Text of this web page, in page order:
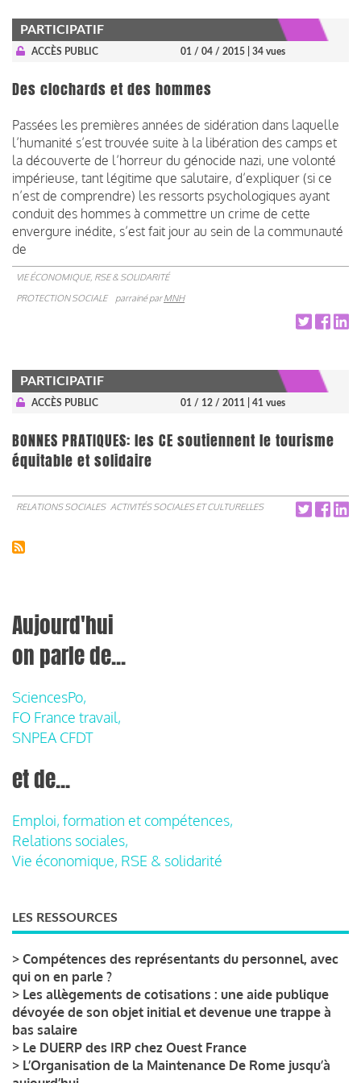
PARTICIPATIF
ACCÈS PUBLIC 01 / 04 / 2015 | 34 vues
Des clochards et des hommes
Passées les premières années de sidération dans laquelle
l’humanité s’est trouvée suite à la libération des camps et
la découverte de l’horreur du génocide nazi, une volonté
impérieuse, tant légitime que salutaire, d’expliquer (si ce
n’est de comprendre) les ressorts psychologiques ayant
conduit des hommes à commettre un crime de cette
envergure inédite, s’est fait jour au sein de la communauté
de
VIE ÉCONOMIQUE, RSE & SOLIDARITÉ
PROTECTION SOCIALE
parrainé parMNH
PARTICIPATIF
ACCÈS PUBLIC 01 / 12 / 2011 | 41 vues
BONNES PRATIQUES: les CE soutiennent le tourisme
équitable et solidaire
RELATIONS SOCIALES ACTIVITÉS SOCIALES ET CULTURELLES
Aujourd'hui
on parle de...
SciencesPo,
FO France travail,
SNPEA CFDT
et de...
Emploi, formation et compétences,
Relations sociales,
Vie économique, RSE & solidarité
LES RESSOURCES
> Compétences des représentants du personnel, avec
qui on en parle ?
> Les allègements de cotisations : une aide publique
dévoyée de son objet initial et devenue une trappe à
bas salaire
> Le DUERP des IRP chez Ouest France
> L’Organisation de la Maintenance De Rome jusqu’à